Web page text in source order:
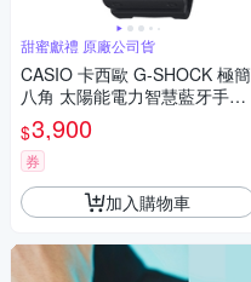
甜蜜獻禮 原廠公司貨
CASIO 卡西歐 G-SHOCK 極簡
八角 太陽能電力智慧藍牙手錶
七夕浪漫購 送禮首選 GA-B210
0-1A1
$3,900
券
加入購物車